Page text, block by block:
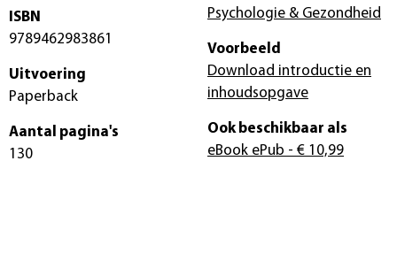
ISBN
9789462983861
Uitvoering
Paperback
Aantal pagina's
130
Psychologie & Gezondheid
Voorbeeld
Download introductie en
inhoudsopgave
Ook beschikbaar als
eBook ePub - € 10,99